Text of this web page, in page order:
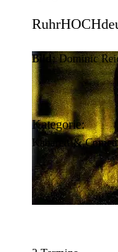
Bild: Dominic
Kategorie:
Kabarett &